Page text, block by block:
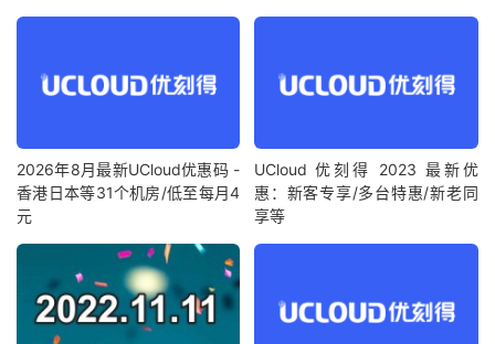
2026年8月最新UCloud优惠码 -
香港日本等31个机房/低至每月4
元
UCloud 优刻得 2023 最新优
惠：新客专享/多台特惠/新老同
享等